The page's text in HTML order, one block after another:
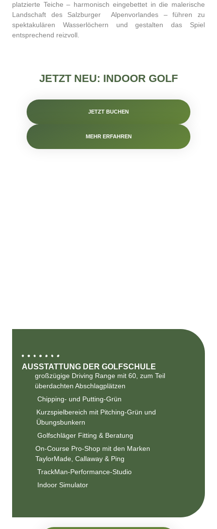
platzierte Teiche – harmonisch eingebettet in die malerische
Landschaft des Salzburger Alpenvorlandes – führen zu
spektakulären Wasserlöchern und gestalten das Spiel
entsprechend reizvoll.
JETZT NEU: INDOOR GOLF
JETZT BUCHEN
MEHR ERFAHREN
AUSSTATTUNG DER GOLFSCHULE
großzügige Driving Range mit 60, zum Teil
überdachten Abschlagplätzen
Chipping- und Putting-Grün
Kurzspielbereich mit Pitching-Grün und
Übungsbunkern
Golfschläger Fitting & Beratung
On-Course Pro-Shop mit den Marken
TaylorMade, Callaway & Ping
TrackMan-Performance-Studio
Indoor Simulator